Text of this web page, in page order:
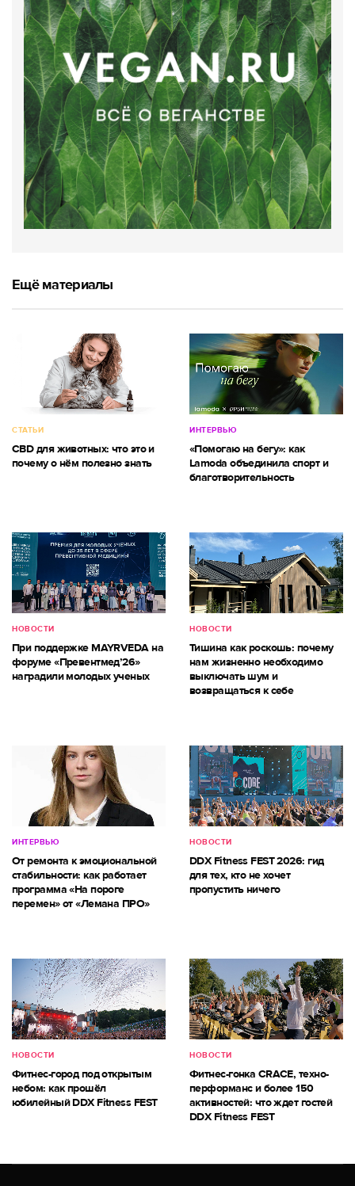
Ещё материалы
СТАТЬИ
CBD для животных: что это и
почему о нём полезно знать
ИНТЕРВЬЮ
«Помогаю на бегу»: как
Lamoda объединила спорт и
благотворительность
НОВОСТИ
При поддержке MAYRVEDA на
форуме «Превентмед’26»
наградили молодых ученых
НОВОСТИ
Тишина как роскошь: почему
нам жизненно необходимо
выключать шум и
возвращаться к себе
ИНТЕРВЬЮ
От ремонта к эмоциональной
стабильности: как работает
программа «На пороге
перемен» от «Лемана ПРО»
НОВОСТИ
DDX Fitness FEST 2026: гид
для тех, кто не хочет
пропустить ничего
НОВОСТИ
Фитнес-город под открытым
небом: как прошёл
юбилейный DDX Fitness FEST
НОВОСТИ
Фитнес-гонка CRACE, техно-
перформанс и более 150
активностей: что ждет гостей
DDX Fitness FEST